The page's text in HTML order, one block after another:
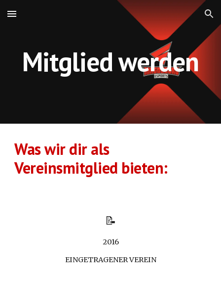
Skip to main content Skip to navigation
Mitglied werden
Was wir dir als
Vereinsmitglied bieten:
📝
2016
EINGETRAGENER VEREIN